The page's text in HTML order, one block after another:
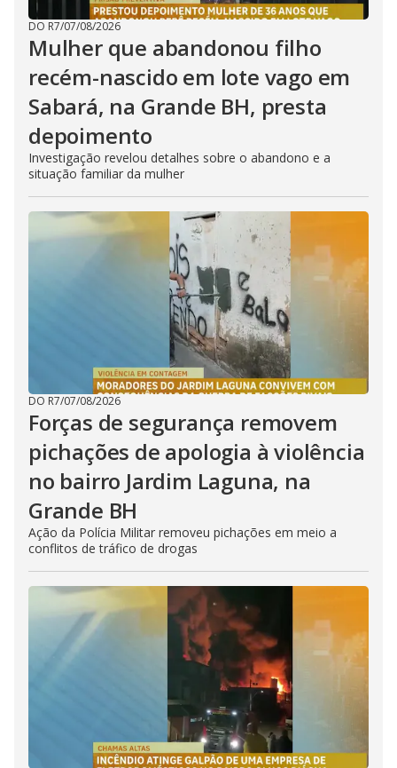
DO R7/07/08/2026
Mulher que abandonou filho
recém-nascido em lote vago em
Sabará, na Grande BH, presta
depoimento
Investigação revelou detalhes sobre o abandono e a
situação familiar da mulher
DO R7/07/08/2026
Forças de segurança removem
pichações de apologia à violência
no bairro Jardim Laguna, na
Grande BH
Ação da Polícia Militar removeu pichações em meio a
conflitos de tráfico de drogas